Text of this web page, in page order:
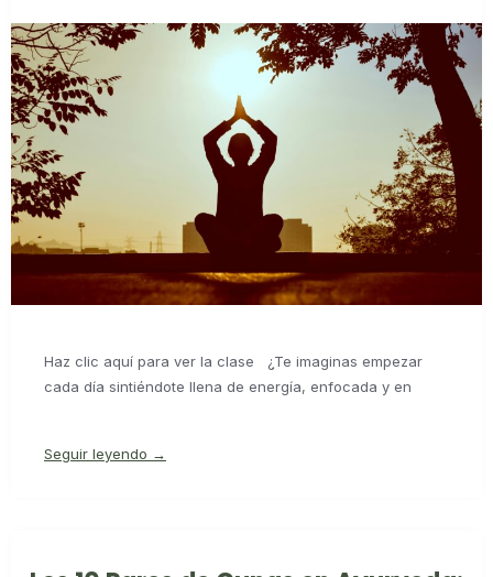
Haz clic aquí para ver la clase ¿Te imaginas empezar
cada día sintiéndote llena de energía, enfocada y en
Seguir leyendo →